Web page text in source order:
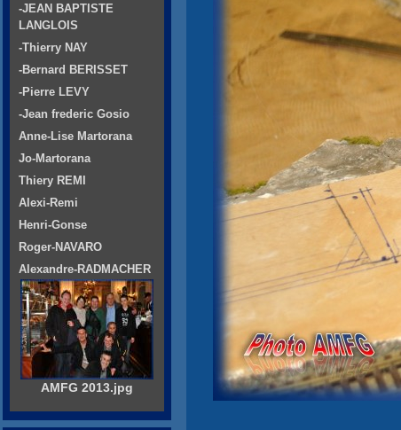
-JEAN BAPTISTE
LANGLOIS
-Thierry NAY
-Bernard BERISSET
-Pierre LEVY
-Jean frederic Gosio
Anne-Lise Martorana
Jo-Martorana
Thiery REMI
Alexi-Remi
Henri-Gonse
Roger-NAVARO
Alexandre-RADMACHER
AMFG 2013.jpg